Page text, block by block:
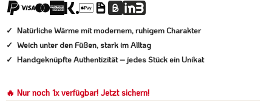
Natürliche Wärme mit modernem, ruhigem Charakter
Weich unter den Füßen, stark im Alltag
Handgeknüpfte Authentizität – jedes Stück ein Unikat
🔥 Nur noch 1x verfügbar! Jetzt sichern!